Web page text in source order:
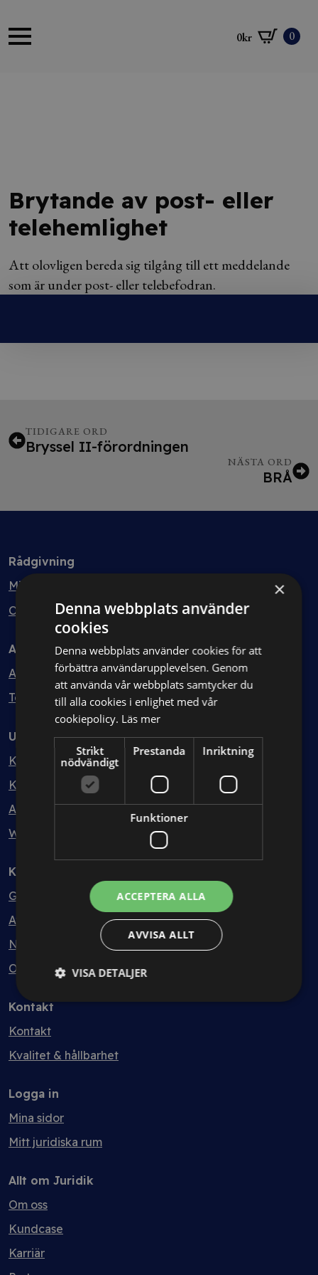
0kr 0
Brytande av post- eller
telehemlighet
Att olovligen bereda sig tilgång till ett meddelande
som är under post- eller telebefodran.
TIDIGARE ORD
Bryssel II-förordningen
NÄSTA ORD
BRÅ
Rådgivning
Min bolagsjurist
Ombud
Avtal
Avtalshantering
Testa kostnadsfritt
Utbildning
Kurser
Kurspaket
Abonnemang
Webbinarium
Kunskapsbank
Guider
Avtalsmallar
Nyheter
Ordlista
Kontakt
Kontakt
Kvalitet & hållbarhet
Logga in
Mina sidor
Mitt juridiska rum
Allt om Juridik
Om oss
Kundcase
Karriär
×
Denna webbplats använder
cookies
Denna webbplats använder cookies för att
förbättra användarupplevelsen. Genom
att använda vår webbplats samtycker du
till alla cookies i enlighet med vår
cookiepolicy. Läs mer
Strikt
nödvändigt
Prestanda Inriktning
Funktioner
ACCEPTERA ALLA
AVVISA ALLT
VISA DETALJER